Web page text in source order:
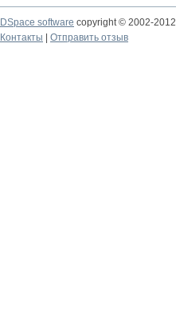
DSpace software copyright © 2002-2012
Контакты
Отправить отзыв